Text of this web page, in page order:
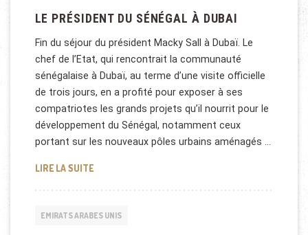
LE PRÉSIDENT DU SÉNÉGAL À DUBAI
Fin du séjour du président Macky Sall à Dubaï. Le
chef de l’Etat, qui rencontrait la communauté
sénégalaise à Dubaï, au terme d’une visite officielle
de trois jours, en a profité pour exposer à ses
compatriotes les grands projets qu’il nourrit pour le
développement du Sénégal, notamment ceux
portant sur les nouveaux pôles urbains aménagés …
LIRE LA SUITELE PRÉSIDENT DU SÉNÉGAL À DUBAI
EMIRATS ARABES UNIS